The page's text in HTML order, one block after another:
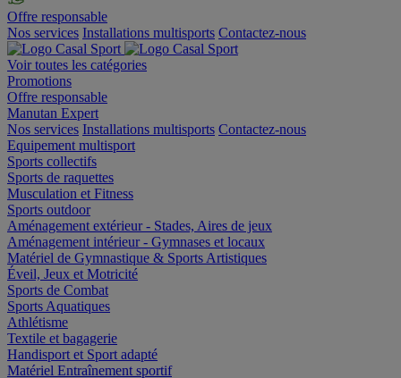
Offre responsable
Nos services Installations multisports Contactez-nous
Voir toutes les catégories
Promotions
Offre responsable
Manutan Expert
Nos services Installations multisports Contactez-nous
Equipement multisport
Sports collectifs
Sports de raquettes
Musculation et Fitness
Sports outdoor
Aménagement extérieur - Stades, Aires de jeux
Aménagement intérieur - Gymnases et locaux
Matériel de Gymnastique & Sports Artistiques
Éveil, Jeux et Motricité
Sports de Combat
Sports Aquatiques
Athlétisme
Textile et bagagerie
Handisport et Sport adapté
Matériel Entraînement sportif